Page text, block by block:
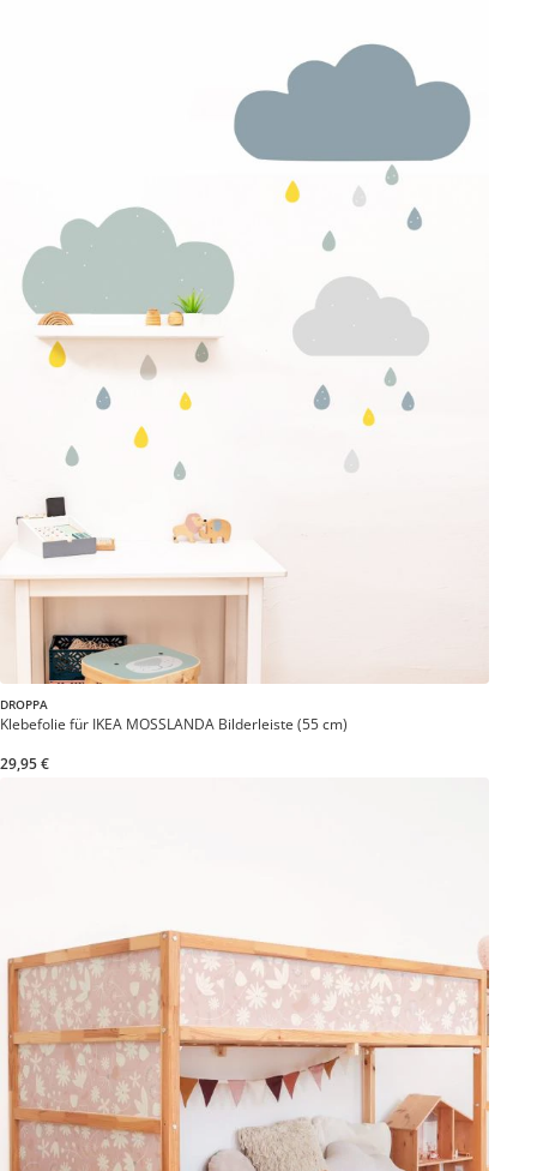
DROPPA
Klebefolie für IKEA MOSSLANDA Bilderleiste (55 cm)
29,95 €